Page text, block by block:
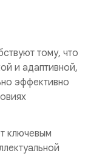
тому, что
и адаптивной,
эффективно
ключевым